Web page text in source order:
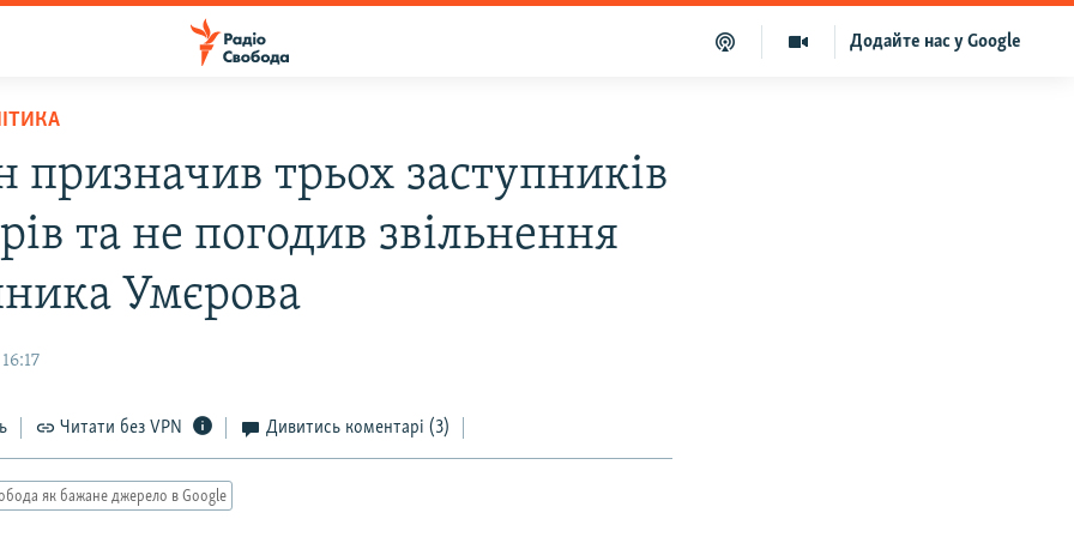
Додайте нас у Google
призначив трьох заступників
та не погодив звільнення
Умєрова
Читати без VPN Дивитись коментарі (3)
як бажане джерело в Google